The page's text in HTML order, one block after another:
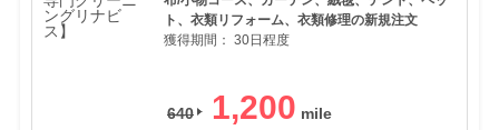
ト、衣類リフォーム、衣類修理の新規注文
獲得期間： 30日程度
640 1,200